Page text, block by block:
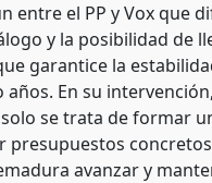
entre el PP y Vox que
y la posibilidad de
garantice la
En su
se trata de formar
presupuestos
avanzar y